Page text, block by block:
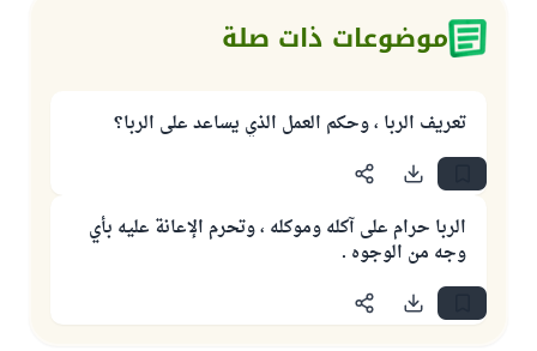
موضوعات ذات صلة
تعريف الربا ، وحكم العمل الذي يساعد على الربا؟
الربا حرام على آكله وموكله ، وتحرم الإعانة عليه بأي
وجه من الوجوه .